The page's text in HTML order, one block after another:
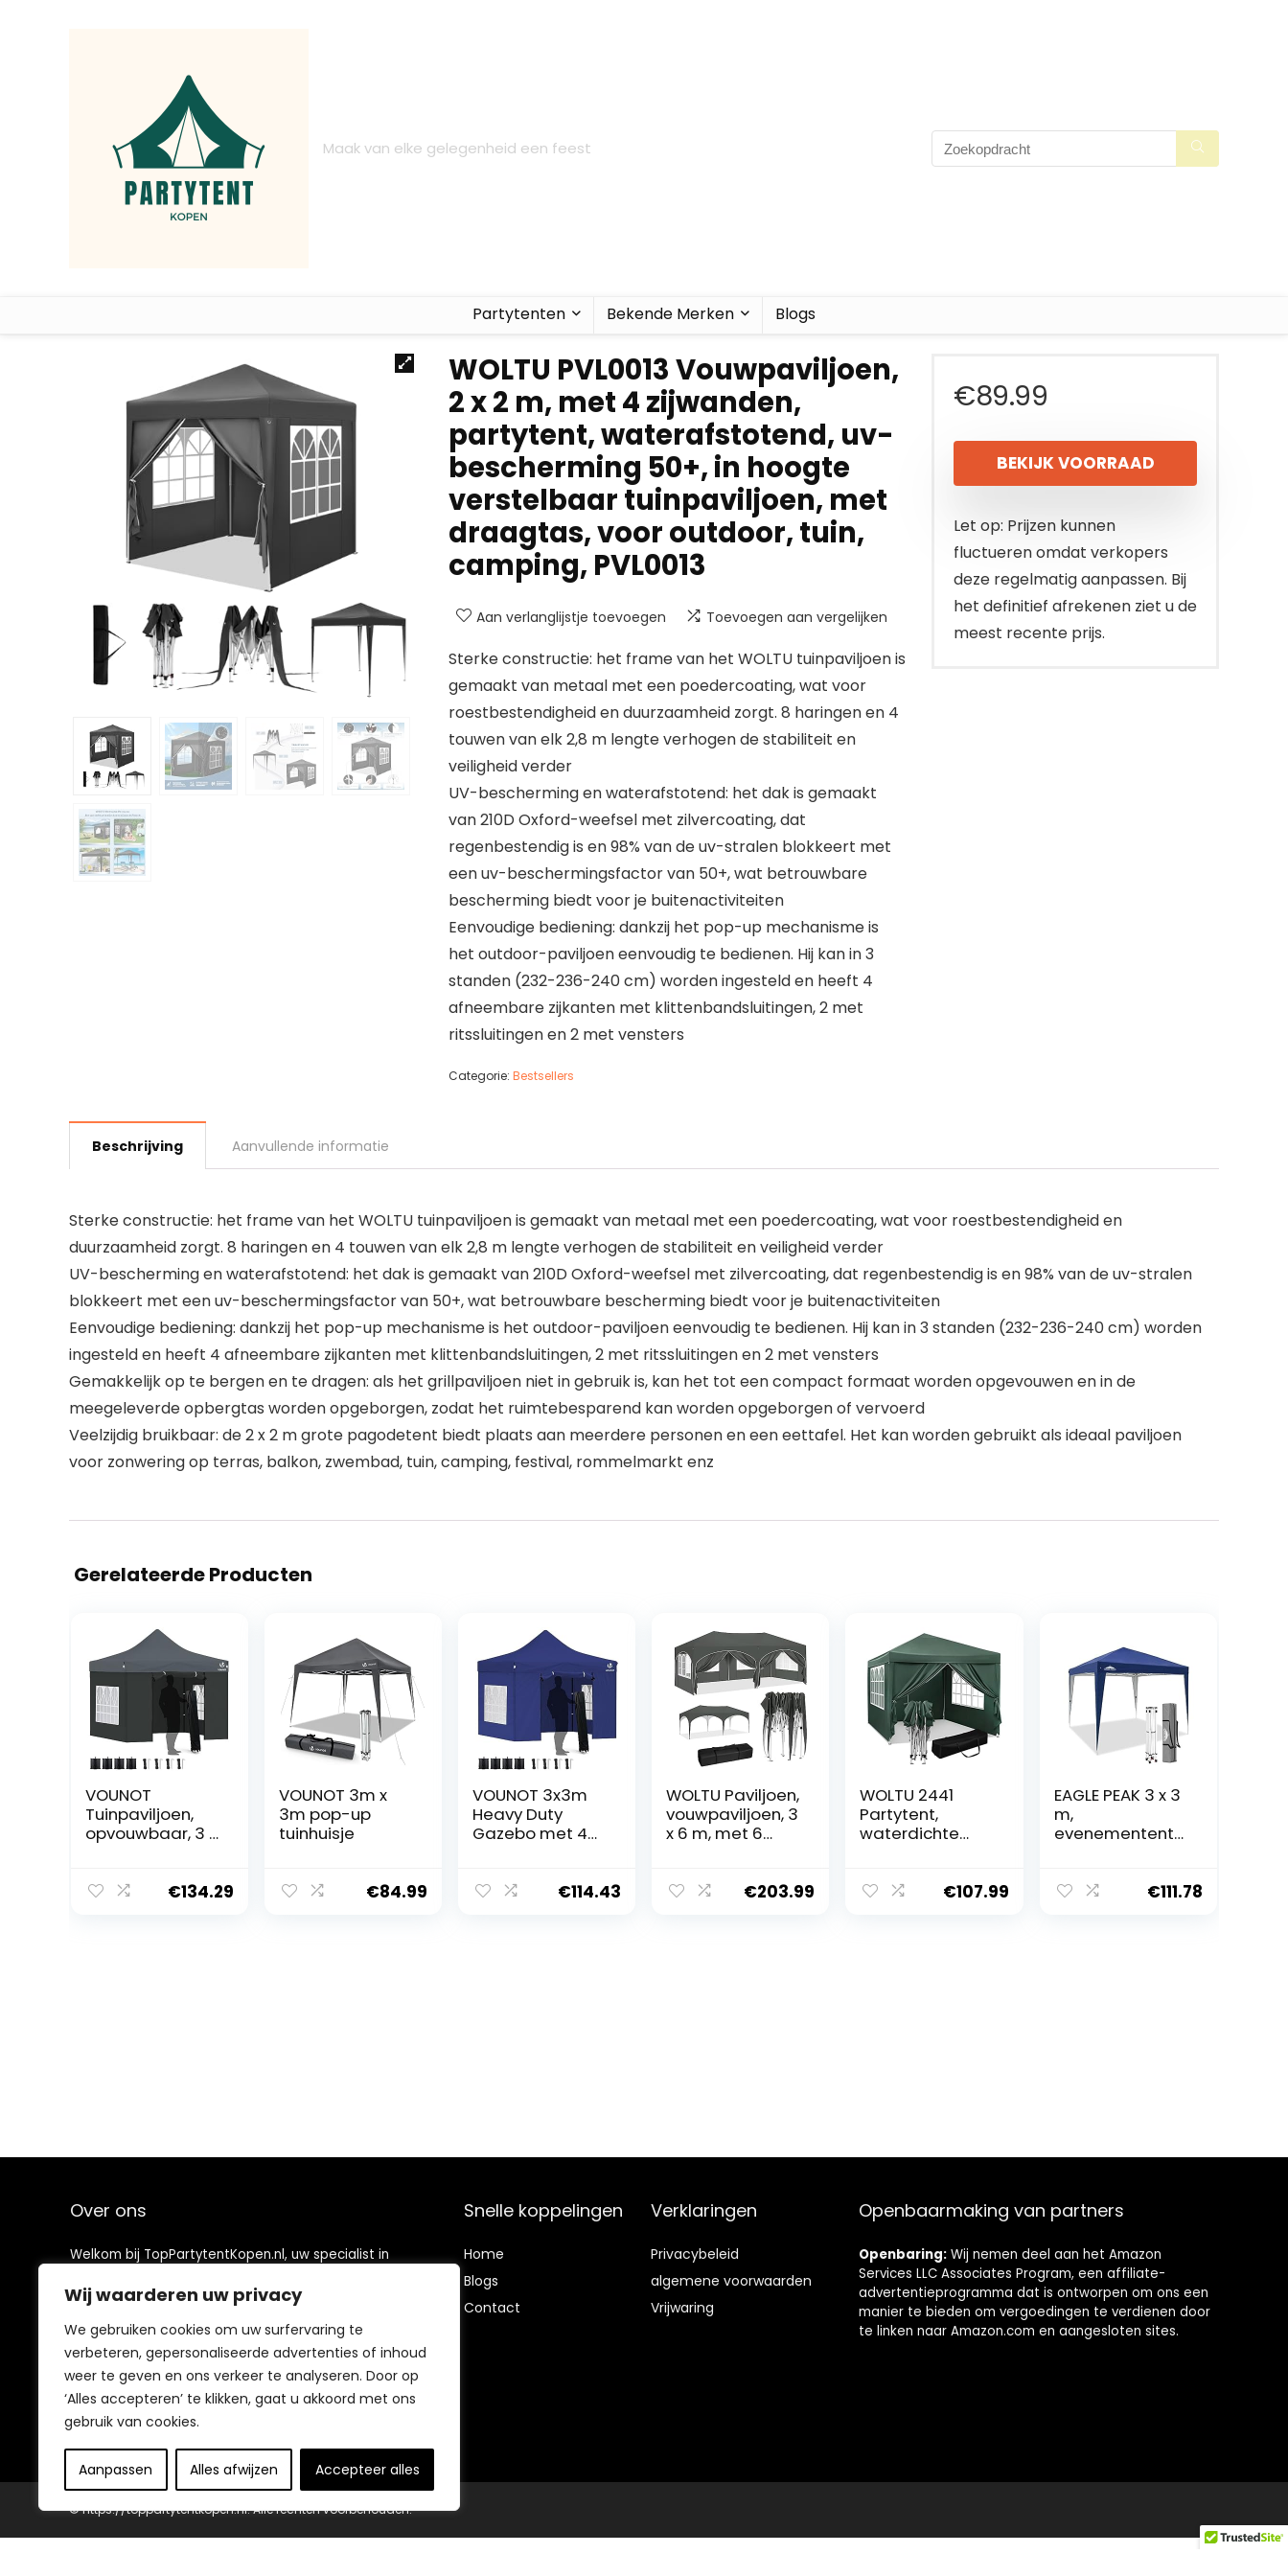
Wij waarderen uw privacy
We gebruiken cookies om uw surfervaring te
verbeteren, gepersonaliseerde advertenties of inhoud
weer te geven en ons verkeer te analyseren. Door op
‘Alles accepteren’ te klikken, gaat u akkoord met ons
gebruik van cookies.
Aanpassen Alles afwijzen Accepteer alles
Maak van elke gelegenheid een feest
Partytenten Bekende Merken Blogs
WOLTU PVL0013 Vouwpaviljoen,
2 x 2 m, met 4 zijwanden,
partytent, waterafstotend, uv-
bescherming 50+, in hoogte
verstelbaar tuinpaviljoen, met
draagtas, voor outdoor, tuin,
camping, PVL0013
Aan verlanglijstje toevoegen Toevoegen aan vergelijken
Sterke constructie: het frame van het WOLTU tuinpaviljoen is
gemaakt van metaal met een poedercoating, wat voor
roestbestendigheid en duurzaamheid zorgt. 8 haringen en 4
touwen van elk 2,8 m lengte verhogen de stabiliteit en
veiligheid verder
UV-bescherming en waterafstotend: het dak is gemaakt
van 210D Oxford-weefsel met zilvercoating, dat
regenbestendig is en 98% van de uv-stralen blokkeert met
een uv-beschermingsfactor van 50+, wat betrouwbare
bescherming biedt voor je buitenactiviteiten
Eenvoudige bediening: dankzij het pop-up mechanisme is
het outdoor-paviljoen eenvoudig te bedienen. Hij kan in 3
standen (232-236-240 cm) worden ingesteld en heeft 4
afneembare zijkanten met klittenbandsluitingen, 2 met
ritssluitingen en 2 met vensters
Categorie: Bestsellers
€89.99
BEKIJK VOORRAAD
Let op: Prijzen kunnen
fluctueren omdat verkopers
deze regelmatig aanpassen. Bij
het definitief afrekenen ziet u de
meest recente prijs.
Beschrijving Aanvullende informatie
Sterke constructie: het frame van het WOLTU tuinpaviljoen is gemaakt van metaal met een poedercoating, wat voor roestbestendigheid en
duurzaamheid zorgt. 8 haringen en 4 touwen van elk 2,8 m lengte verhogen de stabiliteit en veiligheid verder
UV-bescherming en waterafstotend: het dak is gemaakt van 210D Oxford-weefsel met zilvercoating, dat regenbestendig is en 98% van de uv-stralen
blokkeert met een uv-beschermingsfactor van 50+, wat betrouwbare bescherming biedt voor je buitenactiviteiten
Eenvoudige bediening: dankzij het pop-up mechanisme is het outdoor-paviljoen eenvoudig te bedienen. Hij kan in 3 standen (232-236-240 cm) worden
ingesteld en heeft 4 afneembare zijkanten met klittenbandsluitingen, 2 met ritssluitingen en 2 met vensters
Gemakkelijk op te bergen en te dragen: als het grillpaviljoen niet in gebruik is, kan het tot een compact formaat worden opgevouwen en in de
meegeleverde opbergtas worden opgeborgen, zodat het ruimtebesparend kan worden opgeborgen of vervoerd
Veelzijdig bruikbaar: de 2 x 2 m grote pagodetent biedt plaats aan meerdere personen en een eettafel. Het kan worden gebruikt als ideaal paviljoen
voor zonwering op terras, balkon, zwembad, tuin, camping, festival, rommelmarkt enz
Gerelateerde Producten
VOUNOT
Tuinpaviljoen,
opvouwbaar, 3 x
raam, tent van
€134.29
VOUNOT 3m x
3m pop-up
tuinhuisje
€84.99
VOUNOT 3x3m
Heavy Duty
Gazebo met 4
Waterdichte
€114.43
WOLTU Paviljoen,
vouwpaviljoen, 3
x 6 m, met 6
waterafstotend,
€203.99
WOLTU 2441
Partytent,
waterdichte
feesttent met
€107.99
EAGLE PEAK 3 x 3
m,
evenementente
waterdicht,
€111.78
Over ons
Welkom bij TopPartytentKopen.nl, uw specialist in
aan partytenten, zorgvuldig geselecteerd om uw
evenementen te voorzien van sfeer en functionaliteit.
Met innovatieve ontwerpen zoals eenvoudig op te
zetten constructies en duurzame materialen, zijn onze
tenten perfect voor diverse gelegenheden. Verbeter
de ervaring van uw feesten en vind de ideale
partytent die aan uw specifieke wensen voldoet door
bij ons te winkelen!
Snelle koppelingen
Home
Blogs
Contact
Verklaringen
Privacybeleid
algemene voorwaarden
Vrijwaring
Openbaarmaking van partners
Openbaring: Wij nemen deel aan het Amazon
Services LLC Associates Program, een affiliate-
advertentieprogramma dat is ontworpen om ons een
manier te bieden om vergoedingen te verdienen door
te linken naar Amazon.com en aangesloten sites.
© https://toppartytentkopen.nl. Alle rechten voorbehouden.